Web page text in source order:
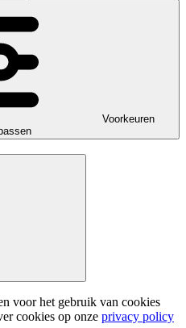
Voorkeuren
voor het gebruik van cookies
cookies op onze privacy policy